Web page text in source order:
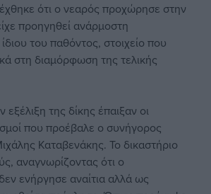
ότι ο νεαρός προχώρησε στην
προηγηθεί ανάρμοστη
του παθόντος, στοιχείο που
στη διαμόρφωση της τελικής
της δίκης έπαιξαν οι
που προέβαλε ο συνήγορος
Καταβενάκης. Το δικαστήριο
αναγνωρίζοντας ότι ο
ενήργησε αναίτια αλλά ως